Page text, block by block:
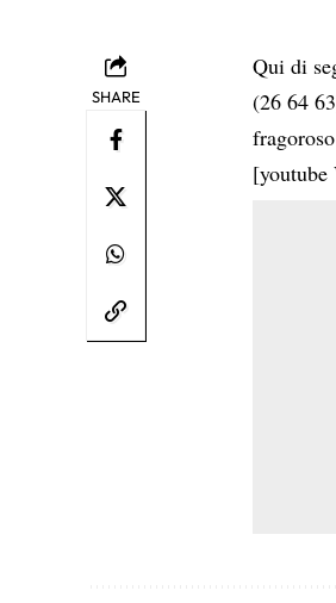
SHARE
Qui di
(26 64